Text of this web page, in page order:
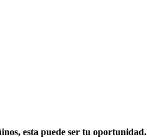
esta puede ser tu oportunidad.